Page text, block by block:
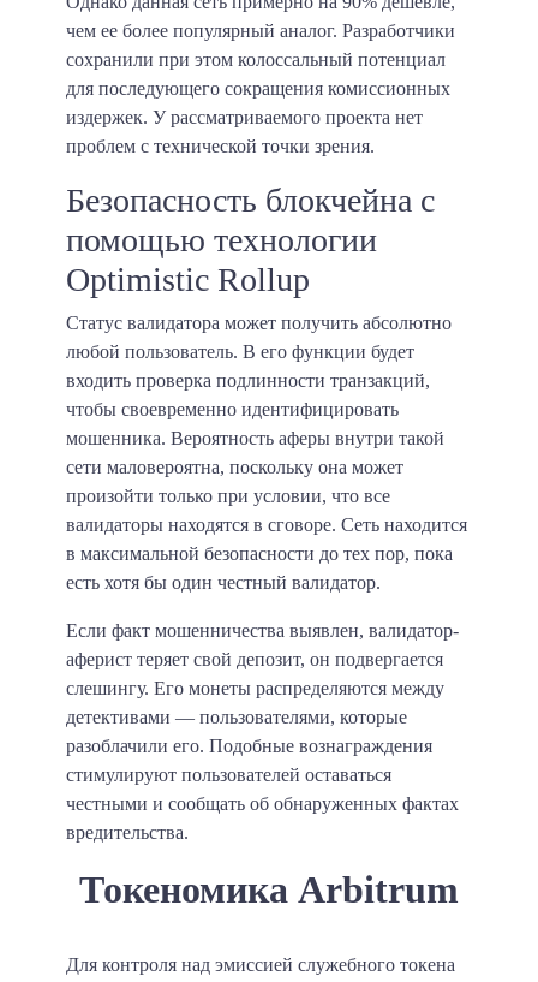
чем ее более популярный аналог. Разработчики
сохранили при этом колоссальный потенциал
для последующего сокращения комиссионных
издержек. У рассматриваемого проекта нет
проблем с технической точки зрения.
Безопасность блокчейна с
помощью технологии
Optimistic Rollup
Статус валидатора может получить абсолютно
любой пользователь. В его функции будет
входить проверка подлинности транзакций,
чтобы своевременно идентифицировать
мошенника. Вероятность аферы внутри такой
сети маловероятна, поскольку она может
произойти только при условии, что все
валидаторы находятся в сговоре. Сеть находится
в максимальной безопасности до тех пор, пока
есть хотя бы один честный валидатор.
Если факт мошенничества выявлен, валидатор-
аферист теряет свой депозит, он подвергается
слешингу. Его монеты распределяются между
детективами — пользователями, которые
разоблачили его. Подобные вознаграждения
стимулируют пользователей оставаться
честными и сообщать об обнаруженных фактах
вредительства.
Токеномика Arbitrum
Для контроля над эмиссией служебного токена